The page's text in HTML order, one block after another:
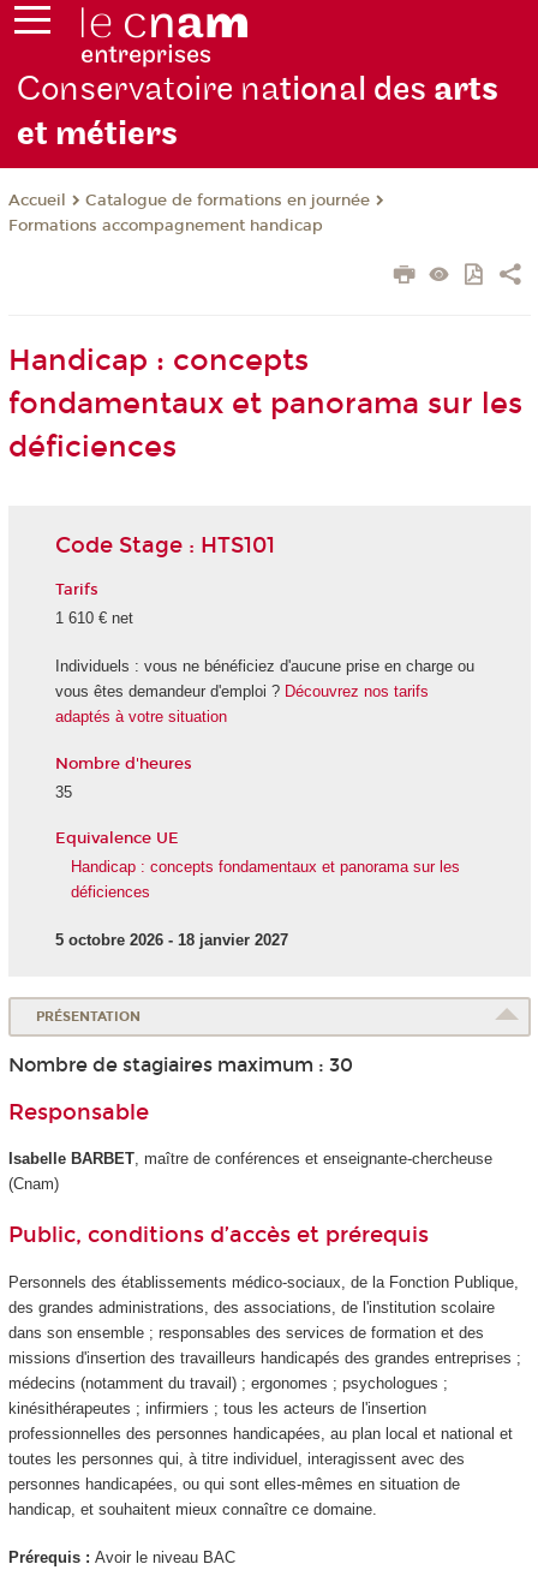
Conservatoire national des arts
et métiers
Accueil
Catalogue de formations en journée
Formations accompagnement handicap
Handicap : concepts
fondamentaux et panorama sur les
déficiences
Code Stage : HTS101
Tarifs
1 610 € net
Individuels : vous ne bénéficiez d'aucune prise en charge ou
vous êtes demandeur d'emploi ? Découvrez nos tarifs
adaptés à votre situation
Nombre d'heures
35
Equivalence UE
Handicap : concepts fondamentaux et panorama sur les
déficiences
5 octobre 2026 - 18 janvier 2027
PRÉSENTATION
Nombre de stagiaires maximum : 30
Responsable
Isabelle BARBET, maître de conférences et enseignante-chercheuse
(Cnam)
Public, conditions d’accès et prérequis
Personnels des établissements médico-sociaux, de la Fonction Publique,
des grandes administrations, des associations, de l'institution scolaire
dans son ensemble ; responsables des services de formation et des
missions d'insertion des travailleurs handicapés des grandes entreprises ;
médecins (notamment du travail) ; ergonomes ; psychologues ;
kinésithérapeutes ; infirmiers ; tous les acteurs de l'insertion
professionnelles des personnes handicapées, au plan local et national et
toutes les personnes qui, à titre individuel, interagissent avec des
personnes handicapées, ou qui sont elles-mêmes en situation de
handicap, et souhaitent mieux connaître ce domaine.
Prérequis : Avoir le niveau BAC